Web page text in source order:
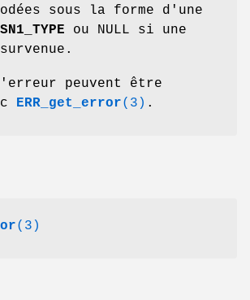
sous la forme d'une
ou NULL si une
peuvent être
ERR_get_error(3) .
(3)